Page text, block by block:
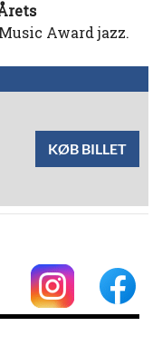
Award jazz.
KØB BILLET